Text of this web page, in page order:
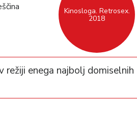
Kinosloga. Retrosex.
2018
režiji enega najbolj domiselnih